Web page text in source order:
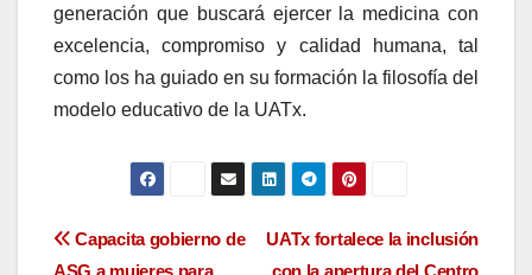
generación que buscará ejercer la medicina con
excelencia, compromiso y calidad humana, tal
como los ha guiado en su formación la filosofía del
modelo educativo de la UATx.
NavegaciónUATx fortalece la inclusión
Capacita gobierno de